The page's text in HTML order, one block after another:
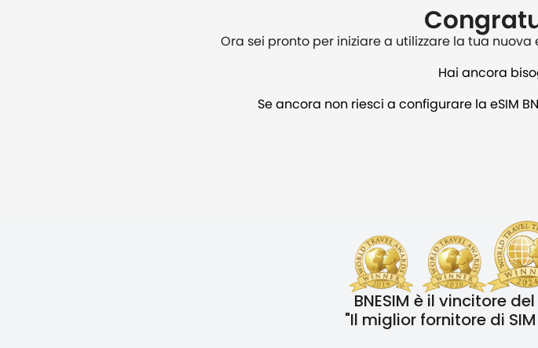
Ora sei pronto per iniziare a utilizzare la tua
Hai ancora
Se ancora non riesci a configurare la eSIM
BNESIM è il vincitore
"Il miglior fornitore di